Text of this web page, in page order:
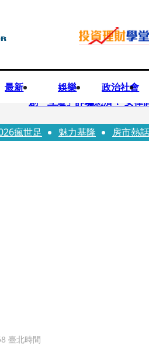
最新 娛樂 政治社會
快訊
創「互道」詐騙慈濟！ 女律
快訊
前時力黨魁表態「反對刪公
瘋世足 魅力基隆 房市熱
臺北時間